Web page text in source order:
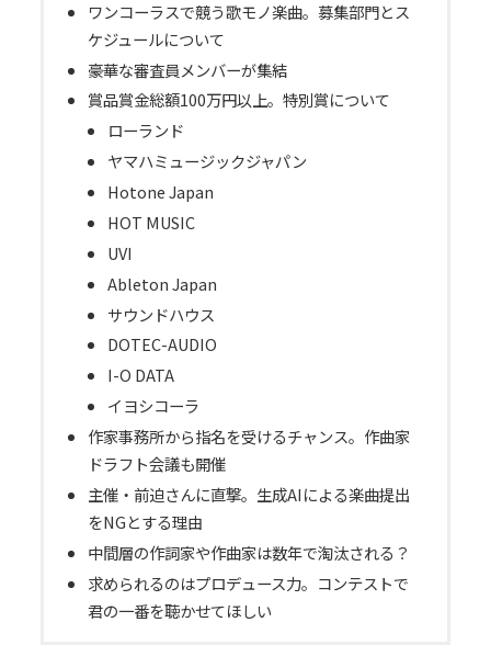
ワンコーラスで競う歌モノ楽曲。募集部門とス
ケジュールについて
豪華な審査員メンバーが集結
賞品賞金総額100万円以上。特別賞について
ローランド
ヤマハミュージックジャパン
Hotone Japan
HOT MUSIC
UVI
Ableton Japan
サウンドハウス
DOTEC-AUDIO
I-O DATA
イヨシコーラ
作家事務所から指名を受けるチャンス。作曲家
ドラフト会議も開催
主催・前迫さんに直撃。生成AIによる楽曲提出
をNGとする理由
中間層の作詞家や作曲家は数年で淘汰される？
求められるのはプロデュース力。コンテストで
君の一番を聴かせてほしい